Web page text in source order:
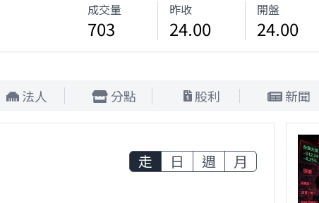
成交量
703
昨收
24.00
開盤
24.00
法人 分點 股利 新聞
走 日 週 月